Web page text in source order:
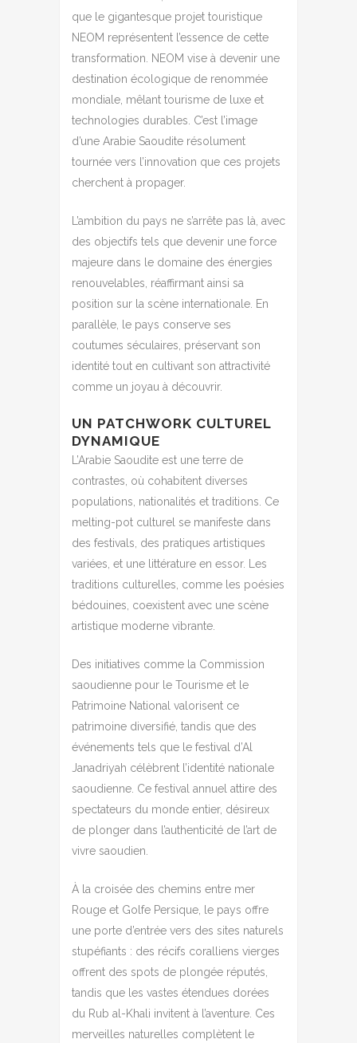
que le gigantesque projet touristique
NEOM représentent l’essence de cette
transformation. NEOM vise à devenir une
destination écologique de renommée
mondiale, mêlant tourisme de luxe et
technologies durables. C’est l’image
d’une Arabie Saoudite résolument
tournée vers l’innovation que ces projets
cherchent à propager.
L’ambition du pays ne s’arrête pas là, avec
des objectifs tels que devenir une force
majeure dans le domaine des énergies
renouvelables, réaffirmant ainsi sa
position sur la scène internationale. En
parallèle, le pays conserve ses
coutumes séculaires, préservant son
identité tout en cultivant son attractivité
comme un joyau à découvrir.
UN PATCHWORK CULTUREL
DYNAMIQUE
L’Arabie Saoudite est une terre de
contrastes, où cohabitent diverses
populations, nationalités et traditions. Ce
melting-pot culturel se manifeste dans
des festivals, des pratiques artistiques
variées, et une littérature en essor. Les
traditions culturelles, comme les poésies
bédouines, coexistent avec une scène
artistique moderne vibrante.
Des initiatives comme la Commission
saoudienne pour le Tourisme et le
Patrimoine National valorisent ce
patrimoine diversifié, tandis que des
événements tels que le festival d’Al
Janadriyah célèbrent l’identité nationale
saoudienne. Ce festival annuel attire des
spectateurs du monde entier, désireux
de plonger dans l’authenticité de l’art de
vivre saoudien.
À la croisée des chemins entre mer
Rouge et Golfe Persique, le pays offre
une porte d’entrée vers des sites naturels
stupéfiants : des récifs coralliens vierges
offrent des spots de plongée réputés,
tandis que les vastes étendues dorées
du Rub al-Khali invitent à l’aventure. Ces
merveilles naturelles complètent le